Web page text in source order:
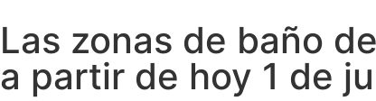
Las zonas de baño
a partir de hoy 1 de